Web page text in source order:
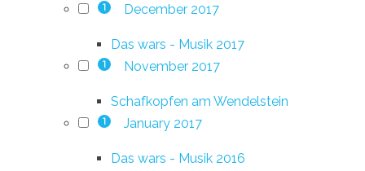
1 December 2017
Das wars - Musik 2017
1 November 2017
Schafkopfen am Wendelstein
1 January 2017
Das wars - Musik 2016